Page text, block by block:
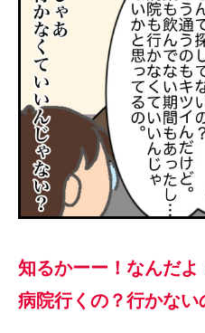
知るかーー！なんだ
病院行くの？行かない